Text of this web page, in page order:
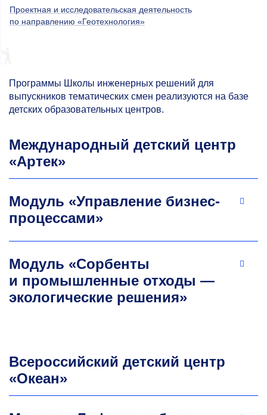
Проектная и исследовательская деятельность
по направлению «Геотехнология»
Программы Школы инженерных решений для
выпускников тематических смен реализуются на базе
детских образовательных центров.
Международный детский центр
«Артек»
Модуль «Управление бизнес-
процессами»
Модуль «Сорбенты
и промышленные отходы —
экологические решения»
Всероссийский детский центр
«Океан»